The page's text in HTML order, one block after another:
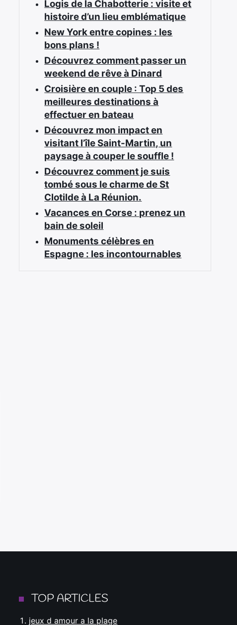
Logis de la Chabotterie : visite et
histoire d’un lieu emblématique
New York entre copines : les
bons plans !
Découvrez comment passer un
weekend de rêve à Dinard
Croisière en couple : Top 5 des
meilleures destinations à
effectuer en bateau
Découvrez mon impact en
visitant l’île Saint-Martin, un
paysage à couper le souffle !
Découvrez comment je suis
tombé sous le charme de St
Clotilde à La Réunion.
Vacances en Corse : prenez un
bain de soleil
Monuments célèbres en
Espagne : les incontournables
TOP ARTICLES
jeux d amour a la plage